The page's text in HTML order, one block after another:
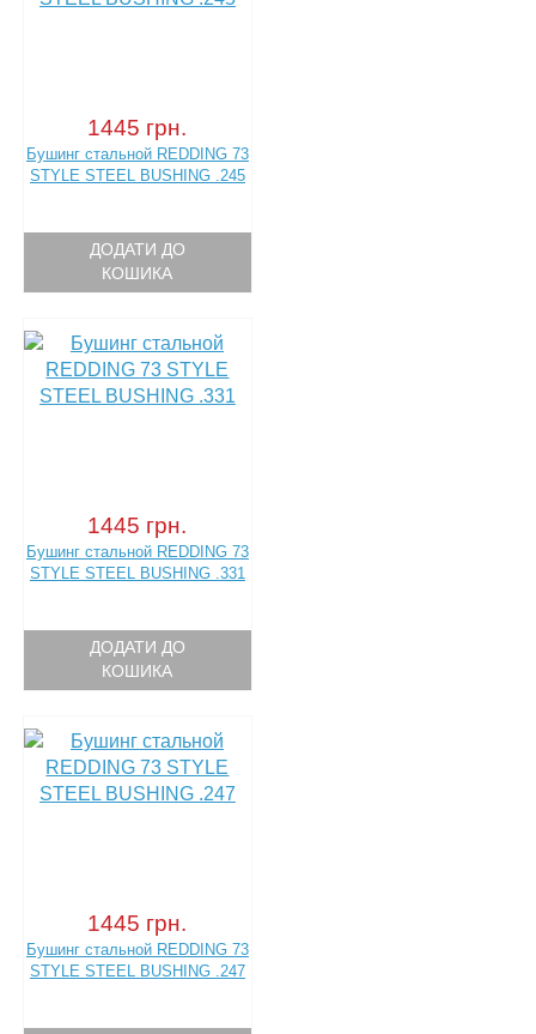
1445 грн.
Бушинг стальной REDDING 73
STYLE STEEL BUSHING .245
ДОДАТИ ДО
КОШИКА
1445 грн.
Бушинг стальной REDDING 73
STYLE STEEL BUSHING .331
ДОДАТИ ДО
КОШИКА
1445 грн.
Бушинг стальной REDDING 73
STYLE STEEL BUSHING .247